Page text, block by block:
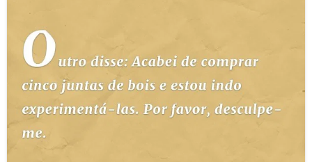
10 MANDAMENTOS
ESTUDOS BÍBLICOS
ESBOÇOS DE PREGAÇÃO
TEMAS